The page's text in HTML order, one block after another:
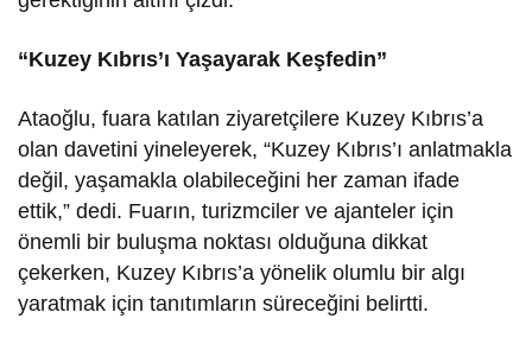
“Kuzey Kıbrıs’ı Yaşayarak Keşfedin”
Ataoğlu, fuara katılan ziyaretçilere Kuzey Kıbrıs’a
olan davetini yineleyerek, “Kuzey Kıbrıs’ı anlatmakla
değil, yaşamakla olabileceğini her zaman ifade
ettik,” dedi. Fuarın, turizmciler ve ajanteler için
önemli bir buluşma noktası olduğuna dikkat
çekerken, Kuzey Kıbrıs’a yönelik olumlu bir algı
yaratmak için tanıtımların süreceğini belirtti.